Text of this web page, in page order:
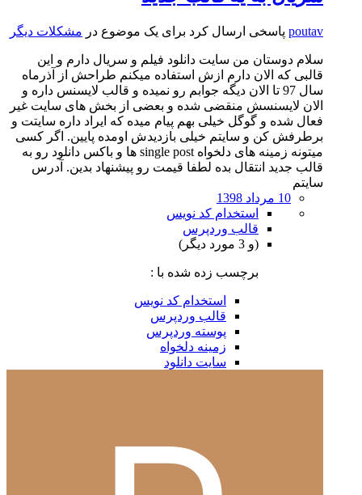
poutav پاسخی ارسال کرد برای یک موضوع در مشکلات دیگر
سلام دوستان من سایت دانلود فیلم و سریال دارم و این
قالبی که الان دارم ازش استفاده میکنم طراحش از آذرماه
سال 97 تا الان دیگه جوابم رو نمیده و قالب لایسنس داره و
الان لایسنسش منقضی شده و بعضی از بخش های سایت غیر
فعال شده و گوگل خیلی بهم پیام میده که ایراد داره سایتت و
برطرفش کن و سایتم خیلی بازدیدش اومده پایین. اگر کسی
میتونه زمینه های دلخواه single post ها و باکس دانلود رو به
قالب جدید انتقال بده لطفا قیمت رو پیشنهاد بدین. آدرس
سایتم
10 مرداد 1398
استخدام کد نویس
قالب وردپرس
(و 3 مورد دیگر)
برچسب زده شده با :
استخدام کد نویس
قالب وردپرس
پوسته وردپرس
زمینه دلخواه
سایت دانلود